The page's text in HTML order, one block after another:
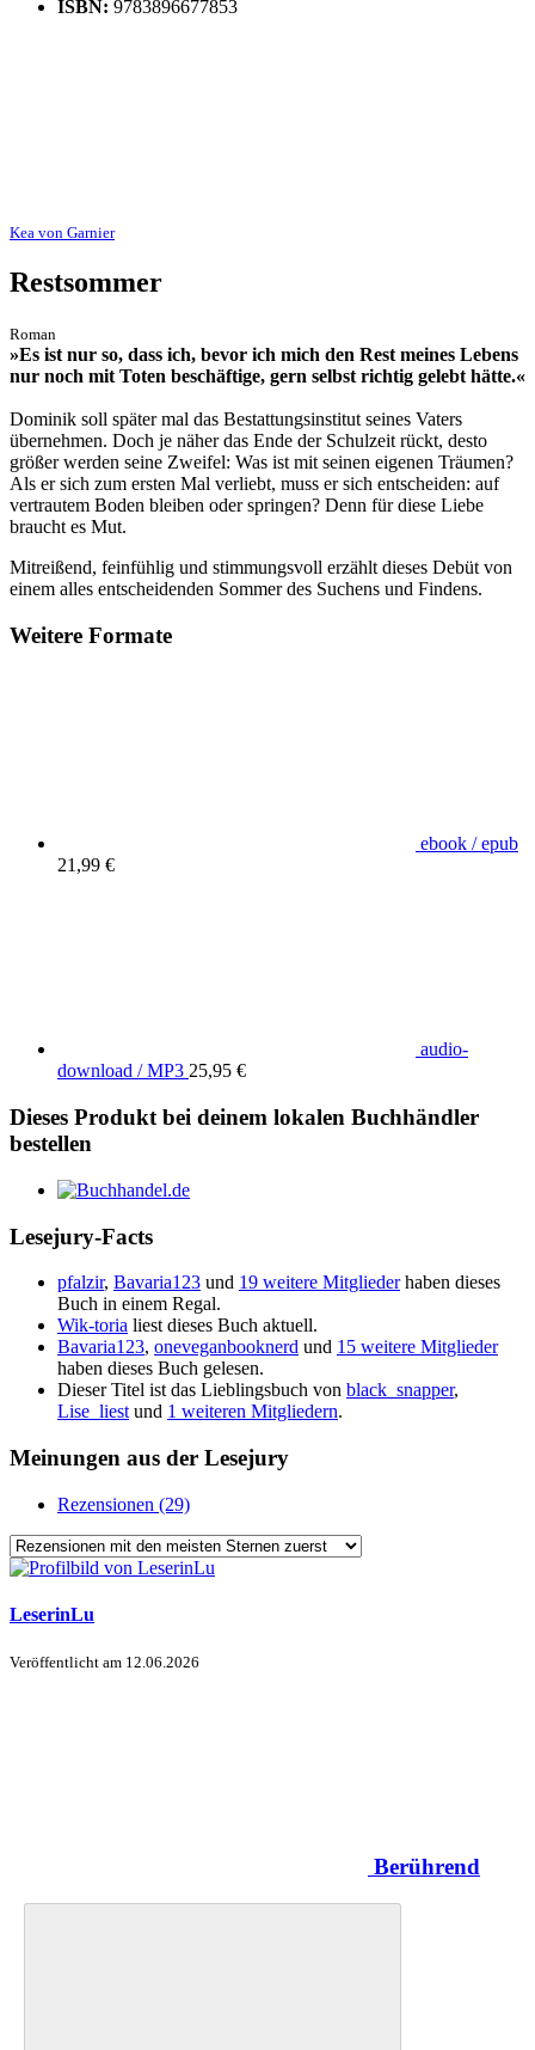
ISBN: 9783896677853
Kea von Garnier
Restsommer
Roman
»Es ist nur so, dass ich, bevor ich mich den Rest meines Lebens
nur noch mit Toten beschäftige, gern selbst richtig gelebt hätte.«
Dominik soll später mal das Bestattungsinstitut seines Vaters
übernehmen. Doch je näher das Ende der Schulzeit rückt, desto
größer werden seine Zweifel: Was ist mit seinen eigenen Träumen?
Als er sich zum ersten Mal verliebt, muss er sich entscheiden: auf
vertrautem Boden bleiben oder springen? Denn für diese Liebe
braucht es Mut.
Mitreißend, feinfühlig und stimmungsvoll erzählt dieses Debüt von
einem alles entscheidenden Sommer des Suchens und Findens.
Weitere Formate
ebook / epub
21,99 €
audio-
download / MP3 25,95 €
Dieses Produkt bei deinem lokalen Buchhändler
bestellen
Lesejury-Facts
pfalzir, Bavaria123 und 19 weitere Mitgliederhaben dieses
Buch in einem Regal.
Wik-toria liest dieses Buch aktuell.
Bavaria123, oneveganbooknerd und 15 weitere Mitglieder
haben dieses Buch gelesen.
Dieser Titel ist das Lieblingsbuch von black_snapper,
Lise_liest und 1 weiteren Mitgliedern.
Meinungen aus der Lesejury
Rezensionen (29)
LeserinLu
Veröffentlicht am 12.06.2026
Berührend